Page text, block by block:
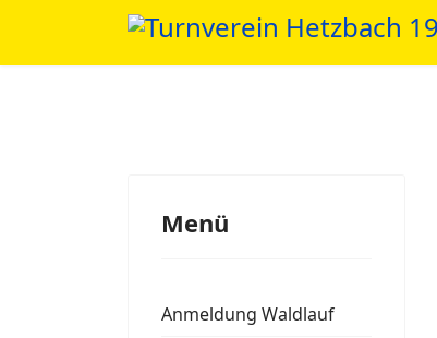
Menü
Anmeldung Waldlauf